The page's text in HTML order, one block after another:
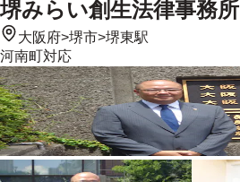
堺みらい創生法律事務所
大阪府>堺市>堺東駅
河南町対応